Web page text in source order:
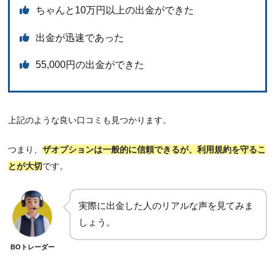
ちゃんと10万円以上の出金ができた
出金が迅速であった
55,000円の出金ができた
上記のような良い口コミも見つかります。
つまり、 ザオプションは一般的に信頼できるが、利用規約を守るこ
とが大切です。
BOトレーダー
実際に出金した人のリアルな声を見てみま
しょう。